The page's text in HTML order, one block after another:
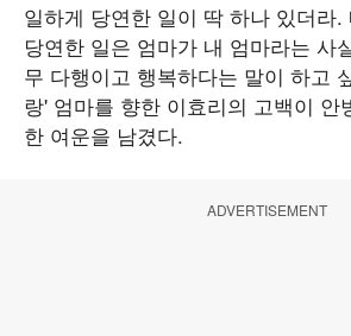
일하게 당연한 일이 딱 하나 있더라.
당연한 일은 엄마가 내 엄마라는 사
무 다행이고 행복하다는 말이 하고
랑' 엄마를 향한 이효리의 고백이 안
한 여운을 남겼다.
ADVERTISEMENT